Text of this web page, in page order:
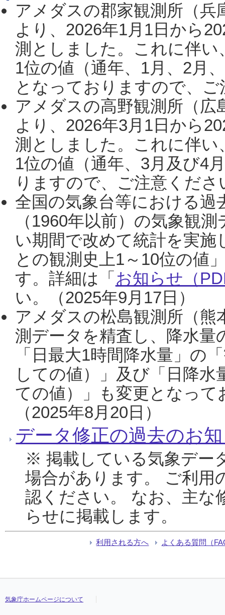
アメダスの郡家観測所（
より、2026年1月1日から
測としました。これに伴い
1位の値（通年、1月、2月
となっておりますので、
アメダスの高野観測所（
より、2026年3月1日から
測としました。これに伴い
1位の値（通年、3月及び4
りますので、ご注意くだ
全国の気象台等における過
（1960年以前）の気象観
い期間で改めて統計を実
との観測史上1～10位の値
す。詳細は「 お知らせ（
い。（2025年9月17日）
アメダスの松島観測所（熊
測データを精査し、降水
「日最大1時間降水量」の
しての値）」及び「日降
ての値）」も変更となっ
（2025年8月20日）
データ修正の過去のお
※ 掲載している気象デー
場合があります。 ご利用
認ください。 なお、主な
らせに掲載します。
利用される方へ よくある質問（
気象庁ホームページについて